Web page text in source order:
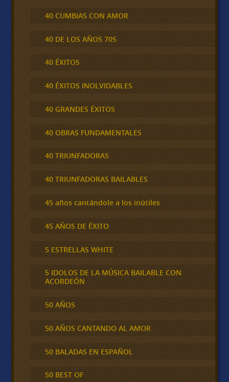
40 CUMBIAS CON AMOR
40 DE LOS AÑOS 70S
40 ÉXITOS
40 ÉXITOS INOLVIDABLES
40 GRANDES ÉXITOS
40 OBRAS FUNDAMENTALES
40 TRIUNFADORAS
40 TRIUNFADORAS BAILABLES
45 años cantándole a los inútiles
45 AÑOS DE ÉXITO
5 ESTRELLAS WHITE
5 IDOLOS DE LA MÚSICA BAILABLE CON
ACORDEÓN
50 AÑOS
50 AÑOS CANTANDO AL AMOR
50 BALADAS EN ESPAÑOL
50 BEST OF